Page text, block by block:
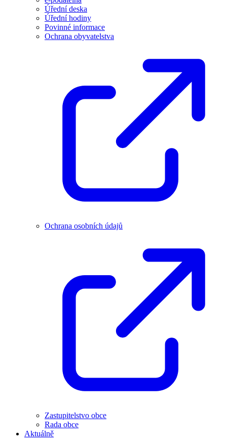
Úřední deska
Úřední hodiny
Povinné informace
Ochrana obyvatelstva
Ochrana osobních údajů
Zastupitelstvo obce
Rada obce
Aktuálně